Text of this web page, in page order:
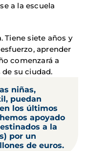
a la escuela
Tiene siete años y
aprender
comenzará a
su ciudad.
niñas,
puedan
los últimos
apoyado
a la
por un
de euros.